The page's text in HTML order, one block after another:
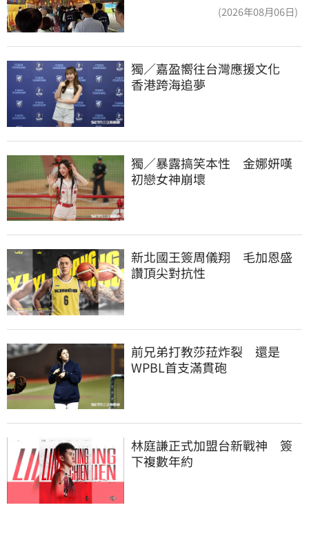
(2026年08月06日)
獨／嘉盈嚮往台灣應援文化
香港跨海追夢
獨／暴露搞笑本性　金娜妍嘆
初戀女神崩壞
新北國王簽周儀翔　毛加恩盛
讚頂尖對抗性
前兄弟打教莎菈炸裂　還是
WPBL首支滿貫砲
林庭謙正式加盟台新戰神　簽
下複數年約